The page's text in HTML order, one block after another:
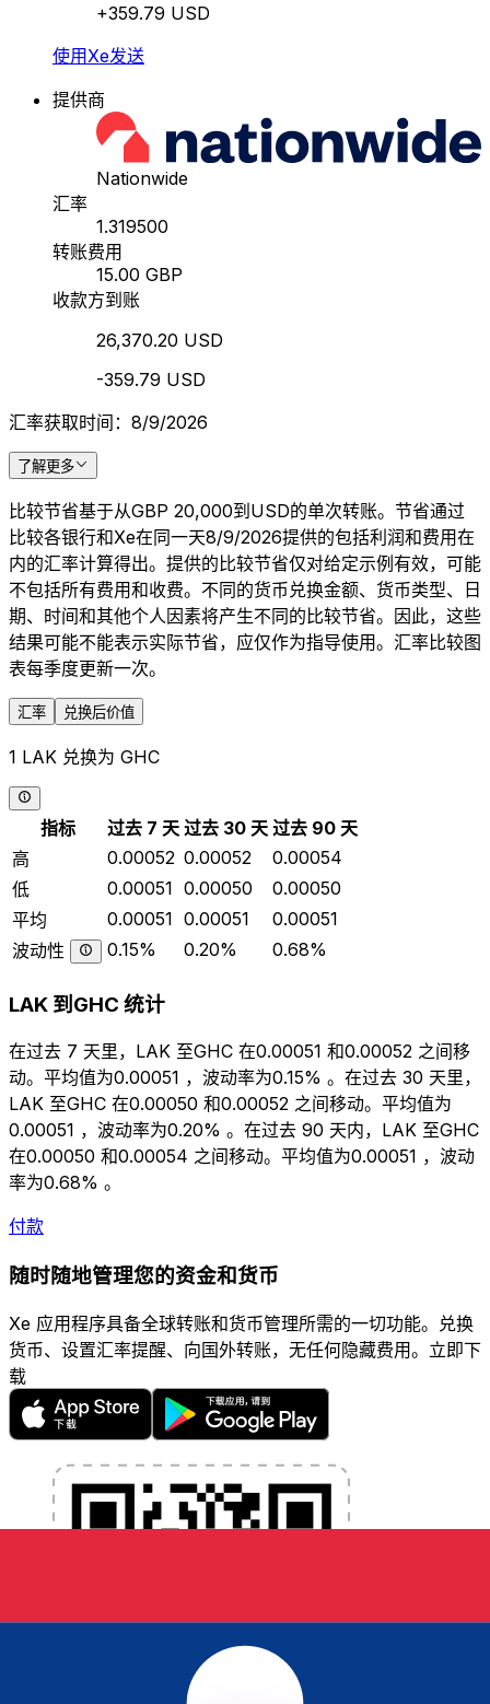
+359.79 USD
使用Xe发送
提供商
Nationwide
汇率
1.319500
转账费用
15.00 GBP
收款方到账
26,370.20 USD
-359.79 USD
汇率获取时间：8/9/2026
了解更多
比较节省基于从GBP 20,000到USD的单次转账。节省通过
比较各银行和Xe在同一天8/9/2026提供的包括利润和费用在
内的汇率计算得出。提供的比较节省仅对给定示例有效，可能
不包括所有费用和收费。不同的货币兑换金额、货币类型、日
期、时间和其他个人因素将产生不同的比较节省。因此，这些
结果可能不能表示实际节省，应仅作为指导使用。汇率比较图
表每季度更新一次。
汇率 兑换后价值
1 LAK 兑换为 GHC
指标 过去 7 天 过去 30 天 过去 90 天
高
0.00052 0.00052
0.00054
低
0.00051 0.00050
0.00050
平均
0.00051 0.00051
0.00051
波动性
0.15% 0.20% 0.68%
LAK 到GHC 统计
在过去 7 天里，LAK 至GHC 在0.00051 和0.00052 之间移
动。平均值为0.00051 ，波动率为0.15% 。在过去 30 天里，
LAK 至GHC 在0.00050 和0.00052 之间移动。平均值为
0.00051 ，波动率为0.20% 。在过去 90 天内，LAK 至GHC
在0.00050 和0.00054 之间移动。平均值为0.00051 ，波动
率为0.68% 。
付款
随时随地管理您的资金和货币
Xe 应用程序具备全球转账和货币管理所需的一切功能。兑换
货币、设置汇率提醒、向国外转账，无任何隐藏费用。立即下
载